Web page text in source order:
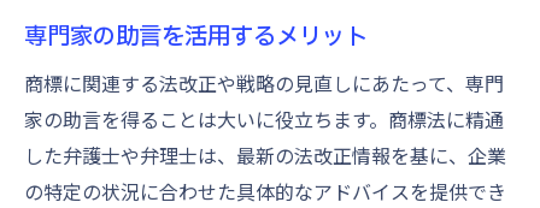
専門家の助言を活用するメリット
商標に関連する法改正や戦略の見直しにあたって、専門
家の助言を得ることは大いに役立ちます。商標法に精通
した弁護士や弁理士は、最新の法改正情報を基に、企業
の特定の状況に合わせた具体的なアドバイスを提供でき